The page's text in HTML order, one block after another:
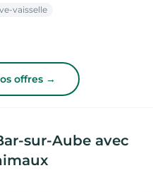
vaisselle
offres →
sur-Aube avec